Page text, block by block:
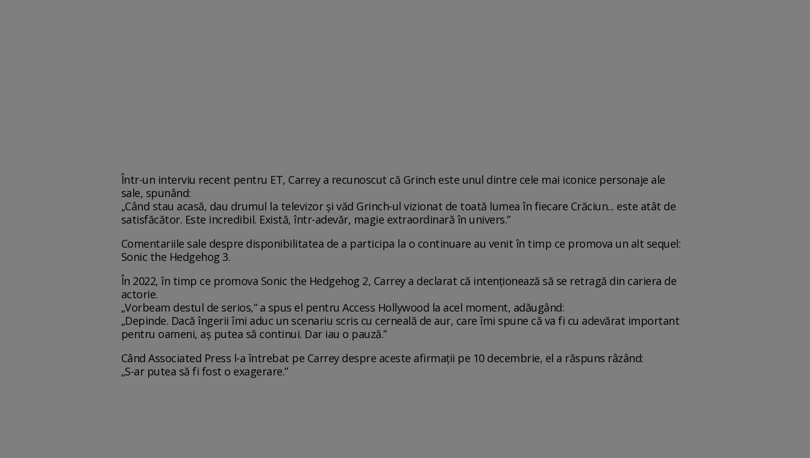
Într-un interviu recent pentru ET, Carrey a recunoscut că Grinch este unul dintre cele mai iconice personaje ale
sale, spunând:
„Când stau acasă, dau drumul la televizor și văd Grinch-ul vizionat de toată lumea în fiecare Crăciun... este atât de
satisfăcător. Este incredibil. Există, într-adevăr, magie extraordinară în univers.”
Comentariile sale despre disponibilitatea de a participa la o continuare au venit în timp ce promova un alt sequel:
Sonic the Hedgehog 3.
În 2022, în timp ce promova Sonic the Hedgehog 2, Carrey a declarat că intenționează să se retragă din cariera de
actorie.
„Vorbeam destul de serios,” a spus el pentru Access Hollywood la acel moment, adăugând:
„Depinde. Dacă îngerii îmi aduc un scenariu scris cu cerneală de aur, care îmi spune că va fi cu adevărat important
pentru oameni, aș putea să continui. Dar iau o pauză.”
Când Associated Press l-a întrebat pe Carrey despre aceste afirmații pe 10 decembrie, el a răspuns râzând:
„S-ar putea să fi fost o exagerare.”